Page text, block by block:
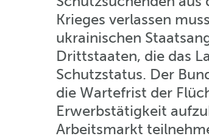
Krieges verlassen
ukrainischen
Drittstaaten, die das
Schutzstatus. Der
die Wartefrist der
Erwerbstätigkeit
Arbeitsmarkt